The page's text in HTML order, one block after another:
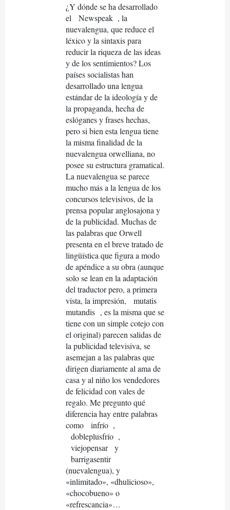
¿Y dónde se ha desarrollado
el
Newspeak , la
nuevalengua, que reduce el
léxico y la sintaxis para
reducir la riqueza de las ideas
y de los sentimientos? Los
países socialistas han
desarrollado una lengua
estándar de la ideología y de
la propaganda, hecha de
eslóganes y frases hechas,
pero si bien esta lengua tiene
la misma finalidad de la
nuevalengua orwelliana, no
posee su estructura gramatical.
La nuevalengua se parece
mucho más a la lengua de los
concursos televisivos, de la
prensa popular anglosajona y
de la publicidad. Muchas de
las palabras que Orwell
presenta en el breve tratado de
lingüística que figura a modo
de apéndice a su obra (aunque
solo se lean en la adaptación
del traductor pero, a primera
vista, la impresión,
mutatis
mutandis , es la misma que se
tiene con un simple cotejo con
el original) parecen salidas de
la publicidad televisiva, se
asemejan a las palabras que
dirigen diariamente al ama de
casa y al niño los vendedores
de felicidad con vales de
regalo. Me pregunto qué
diferencia hay entre palabras
como
infrío ,
dobleplusfrío ,
viejopensar
y
barrigasentir
(nuevalengua), y
«inlimitado», «dhulicioso»,
«chocobueno» o
«refrescancia»…